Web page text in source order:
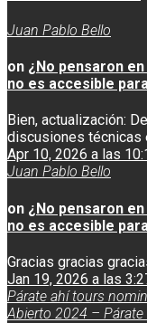
Juan Pablo Bello
on ¿No pensaron
no es accesible
Bien, actualización:
discusiones técnicas
Apr 10, 2026 a las
Juan Pablo Bello
on ¿No pensaron
no es accesible
Gracias gracias
Jan 19, 2026 a las
Párate ahí tours
Abierto 2024 – Párate